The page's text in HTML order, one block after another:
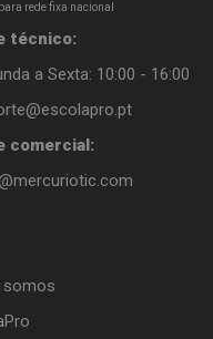
rede fixa nacional
técnico:
a Sexta: 10:00 - 16:00
comercial:
somos